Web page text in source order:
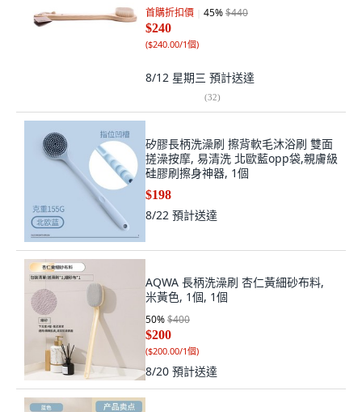
首購折扣價 45%$440
$240
($240.00/1個)
8/12 星期三 預計送達
(32)
矽膠長柄洗澡刷 擦背軟毛沐浴刷 雙面
搓澡按摩, 易清洗 北歐藍opp袋,親膚級
硅膠刷擦身神器, 1個
$198
8/22 預計送達
AQWA 長柄洗澡刷 杏仁黃細砂布料,
米黃色, 1個, 1個
50%$400
$200
($200.00/1個)
8/20 預計送達